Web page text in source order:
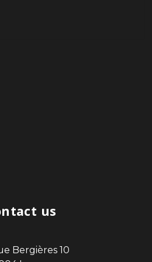
us
Bergières 10